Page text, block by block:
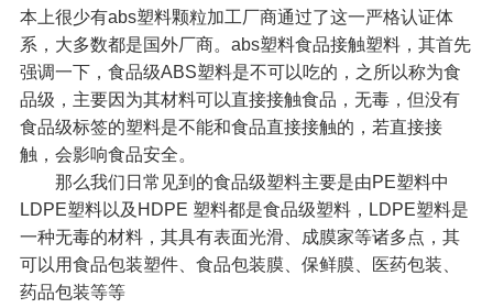
本上很少有abs塑料颗粒加工厂商通过了这一严格认证体
系，大多数都是国外厂商。abs塑料食品接触塑料，其首先
强调一下，食品级ABS塑料是不可以吃的，之所以称为食
品级，主要因为其材料可以直接接触食品，无毒，但没有
食品级标签的塑料是不能和食品直接接触的，若直接接
触，会影响食品安全。
那么我们日常见到的食品级塑料主要是由PE塑料中
LDPE塑料以及HDPE 塑料都是食品级塑料，LDPE塑料是
一种无毒的材料，其具有表面光滑、成膜家等诸多点，其
可以用食品包装塑件、食品包装膜、保鲜膜、医药包装、
药品包装等等